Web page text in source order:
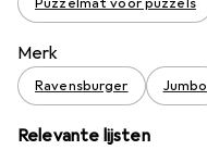
Merk
Ravensburger Jumbo
Relevante lijsten